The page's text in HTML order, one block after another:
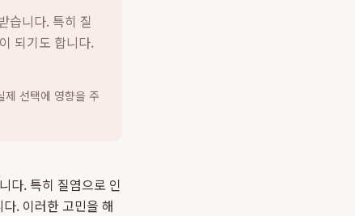
습니다. 특히 질
되기도 합니다.
제 선택에 영향을 주
다. 특히 질염으로 인
. 이러한 고민을 해